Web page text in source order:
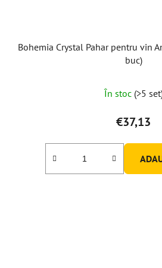
Bohemia Crystal Pahar pentru vin
buc)
În stoc (>5
€37,13